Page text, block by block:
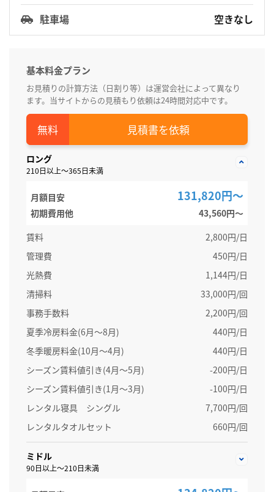
駐車場 空きなし
基本料金プラン
お見積りの計算方法（日割り等）は運営会社によって異なり
ます。当サイトからの見積もり依頼は24時間対応中です。
見積書を依頼
ロング
210日以上～365日未満
月額目安 131,820円～
初期費用他
43,560円〜
賃料
2,800円/日
管理費
450円/日
光熱費
1,144円/日
清掃料
33,000円/回
事務手数料
2,200円/回
夏季冷房料金(6月～8月)
440円/日
冬季暖房料金(10月～4月)
440円/日
シーズン賃料値引き(4月～5月)
-200円/日
シーズン賃料値引き(1月～3月)
-100円/日
レンタル寝具 シングル
7,700円/回
レンタルタオルセット
660円/回
ミドル
90日以上～210日未満